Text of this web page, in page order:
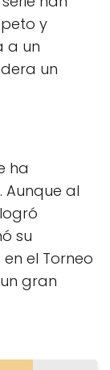
y
a un
un
ha
Aunque al
su
el Torneo
gran